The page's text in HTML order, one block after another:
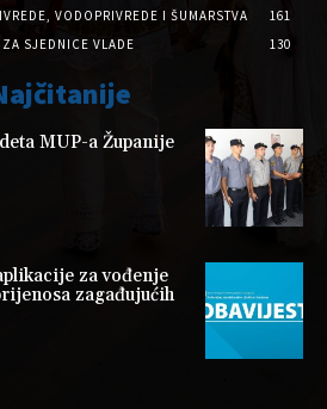
VODOPRIVREDE I ŠUMARSTVA
161
SJEDNICE VLADE
130
MUP-a Županije
za vođenje
zagađujućih